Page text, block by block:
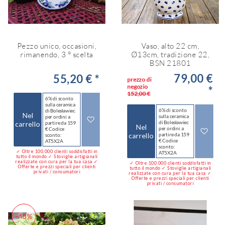
Pezzo unico, occasioni,
rimanendo, 3 ° scelta
55,20 € *
Nel
carrello
6% di sconto
sulla ceramica
di Bolesławiec
per ordini a
partire da 159
€ Codice
sconto:
AT5X2A
✓ Oltre 100.000 clienti soddisfatti in
tutto il mondo ✓ Stoviglie artigianali
realizzate con cura per la tua casa ✓
Offerte e prezzi speciali per clienti
privati / consumatori
Vaso, alto 22 cm,
Ø13cm, tradizione 22,
BSN 21801
prezzo di
negozio
152,00 €
79,00 €
*
Nel
carrello
6% di sconto
sulla ceramica
di Bolesławiec
per ordini a
partire da 159
€ Codice
sconto:
AT5X2A
✓ Oltre 100.000 clienti soddisfatti in
tutto il mondo ✓ Stoviglie artigianali
realizzate con cura per la tua casa ✓
Offerte e prezzi speciali per clienti
privati / consumatori
-48%